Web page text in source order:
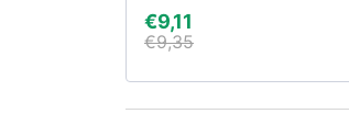
€9,11
€9,35